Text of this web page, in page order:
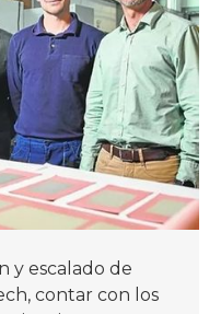
y escalado de
contar con los